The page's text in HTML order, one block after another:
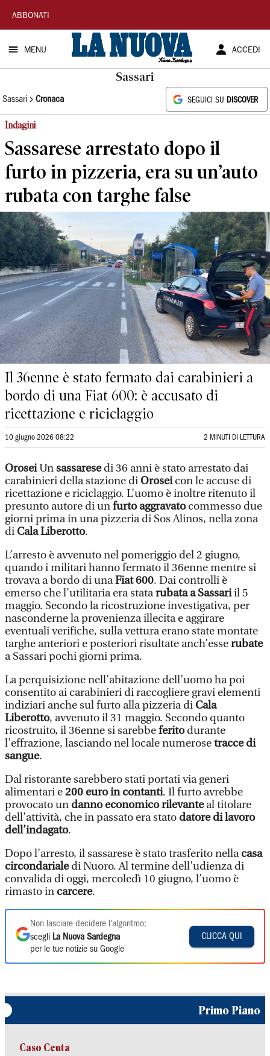
La
Nuova
Sardegna
ABBONATI
MENU ACCEDI
Sassari
Sassari Cronaca SEGUICI SU DISCOVER
Indagini
Sassarese arrestato dopo il
furto in pizzeria, era su un’auto
rubata con targhe false
Il 36enne è stato fermato dai carabinieri a
bordo di una Fiat 600: è accusato di
ricettazione e riciclaggio
10 giugno 2026 08:22 2 MINUTI DI LETTURA
OroseiUnsassaresedi 36 anni è stato arrestato dai
carabinieri della stazione di Oroseicon le accuse di
ricettazione e riciclaggio. L’uomo è inoltre ritenuto il
presunto autore di unfurto aggravatocommesso due
giorni prima in una pizzeria di Sos Alinos, nella zona
di Cala Liberotto.
L’arresto è avvenuto nel pomeriggio del 2 giugno,
quando i militari hanno fermato il 36enne mentre si
trovava a bordo di unaFiat 600. Dai controlli è
emerso che l’utilitaria era statarubata a Sassariil 5
maggio. Secondo la ricostruzione investigativa, per
nasconderne la provenienza illecita e aggirare
eventuali verifiche, sulla vettura erano state montate
targhe anteriori e posteriori risultate anch’esserubate
a Sassari pochi giorni prima.
La perquisizione nell’abitazione dell’uomo ha poi
consentito ai carabinieri di raccogliere gravi elementi
indiziari anche sul furto alla pizzeria di Cala
Liberotto, avvenuto il 31 maggio. Secondo quanto
ricostruito, il 36enne si sarebbeferitodurante
l’effrazione, lasciando nel locale numerosetracce di
sangue.
Dal ristorante sarebbero stati portati via generi
alimentari e200 euro in contanti. Il furto avrebbe
provocato un danno economico rilevanteal titolare
dell’attività, che in passato era stato datore di lavoro
dell’indagato.
Dopo l’arresto, il sassarese è stato trasferito nellacasa
circondarialedi Nuoro. Al termine dell’udienza di
convalida di oggi, mercoledì 10 giugno, l’uomo è
rimasto in carcere.
Non lasciare decidere l'algoritmo:
scegli La Nuova Sardegna
per le tue notizie su Google
CLICCA QUI
Primo Piano
Caso Ceuta